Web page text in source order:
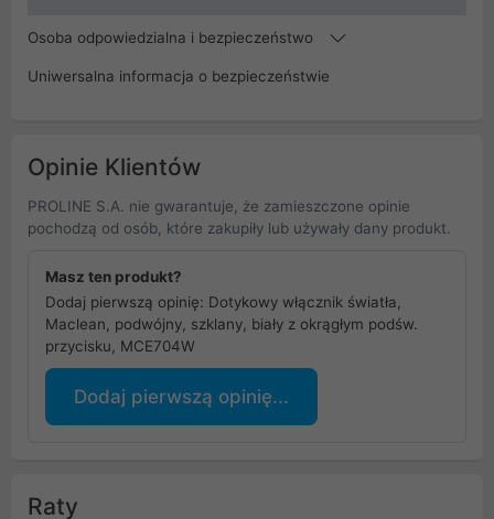
Osoba odpowiedzialna i bezpieczeństwo
Uniwersalna informacja o bezpieczeństwie
Opinie Klientów
PROLINE S.A. nie gwarantuje, że zamieszczone opinie
pochodzą od osób, które zakupiły lub używały dany produkt.
Masz ten produkt?
Dodaj pierwszą opinię: Dotykowy włącznik światła,
Maclean, podwójny, szklany, biały z okrągłym podśw.
przycisku, MCE704W
Dodaj pierwszą opinię...
Raty